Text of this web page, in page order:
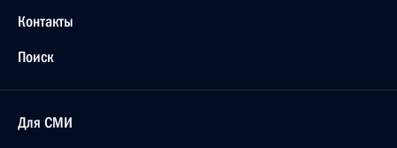
Контакты
Поиск
Для СМИ